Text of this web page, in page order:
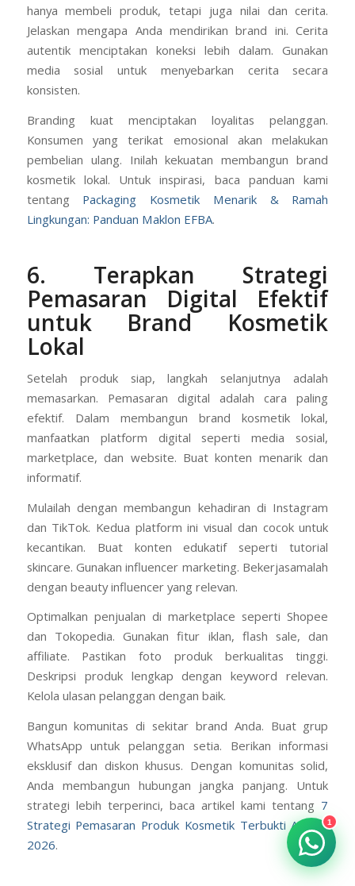
hanya membeli produk, tetapi juga nilai dan cerita.
Jelaskan mengapa Anda mendirikan brand ini. Cerita
autentik menciptakan koneksi lebih dalam. Gunakan
media sosial untuk menyebarkan cerita secara
konsisten.
Branding kuat menciptakan loyalitas pelanggan.
Konsumen yang terikat emosional akan melakukan
pembelian ulang. Inilah kekuatan membangun brand
kosmetik lokal. Untuk inspirasi, baca panduan kami
tentang Packaging Kosmetik Menarik & Ramah
Lingkungan: Panduan Maklon EFBA.
6. Terapkan Strategi
Pemasaran Digital Efektif
untuk Brand Kosmetik
Lokal
Setelah produk siap, langkah selanjutnya adalah
memasarkan. Pemasaran digital adalah cara paling
efektif. Dalam membangun brand kosmetik lokal,
manfaatkan platform digital seperti media sosial,
marketplace, dan website. Buat konten menarik dan
informatif.
Mulailah dengan membangun kehadiran di Instagram
dan TikTok. Kedua platform ini visual dan cocok untuk
kecantikan. Buat konten edukatif seperti tutorial
skincare. Gunakan influencer marketing. Bekerjasamalah
dengan beauty influencer yang relevan.
Optimalkan penjualan di marketplace seperti Shopee
dan Tokopedia. Gunakan fitur iklan, flash sale, dan
affiliate. Pastikan foto produk berkualitas tinggi.
Deskripsi produk lengkap dengan keyword relevan.
Kelola ulasan pelanggan dengan baik.
Bangun komunitas di sekitar brand Anda. Buat grup
WhatsApp untuk pelanggan setia. Berikan informasi
eksklusif dan diskon khusus. Dengan komunitas solid,
Anda membangun hubungan jangka panjang. Untuk
strategi lebih terperinci, baca artikel kami tentang 7
Strategi Pemasaran Produk Kosmetik Terbukti Ampuh
2026.
1